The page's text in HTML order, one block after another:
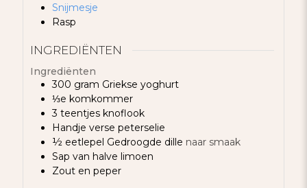
Snijmesje
Rasp
INGREDIËNTEN
Ingrediënten
300 gram Griekse yoghurt
⅓e komkommer
3 teentjes knoflook
Handje verse peterselie
½ eetlepel Gedroogde dille naar smaak
Sap van halve limoen
Zout en peper